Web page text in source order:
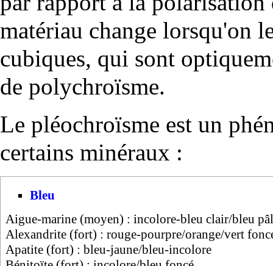
matériau change lorsqu'on
cubiques, qui sont
de polychroïsme.
Le pléochroïsme est un
certains minéraux :
Bleu
Aigue-marine (moyen) : incolore-bleu clair/bleu
Alexandrite (fort) : rouge-pourpre/orange/vert
Apatite (fort) : bleu-jaune/bleu-incolore